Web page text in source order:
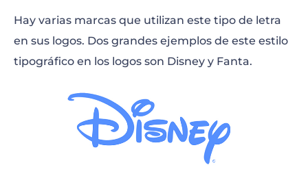
Hay varias marcas que utilizan este tipo de letra
en sus logos. Dos grandes ejemplos de este estilo
tipográfico en los logos son Disney y Fanta.